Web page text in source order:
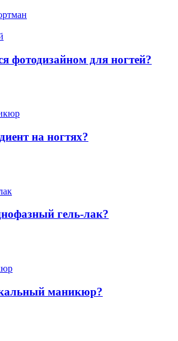
фотодизайном для ногтей?
на ногтях?
гель-лак?
маникюр?